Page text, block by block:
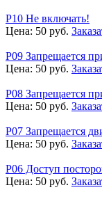
Р10 Не включать!
Цена: 50 руб.
Р09 Запрещается
Цена: 50 руб.
Р08 Запрещается
Цена: 50 руб.
Р07 Запрещается
Цена: 50 руб.
Р06 Доступ
Цена: 50 руб.